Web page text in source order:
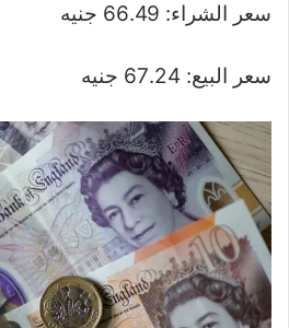
سعر الشراء: 66.49 جنيه
سعر البيع: 67.24 جنيه